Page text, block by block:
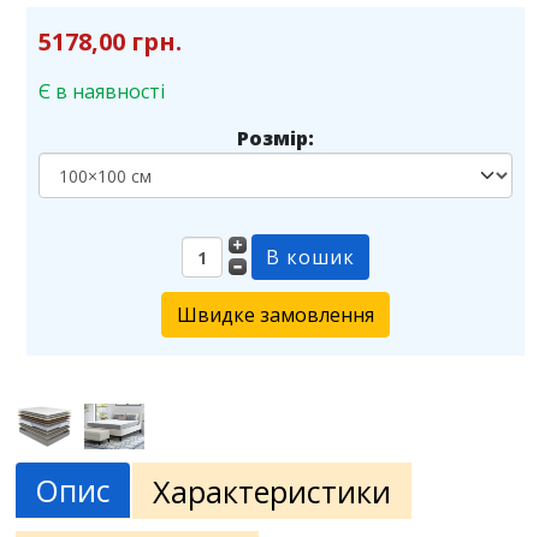
5178,00 грн.
Є в наявності
Розмір:
Швидке замовлення
Опис
Характеристики